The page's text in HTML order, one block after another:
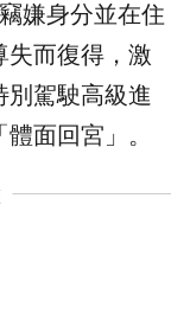
嫌身分並在住
失而復得，激
別駕駛高級進
面回宮」。